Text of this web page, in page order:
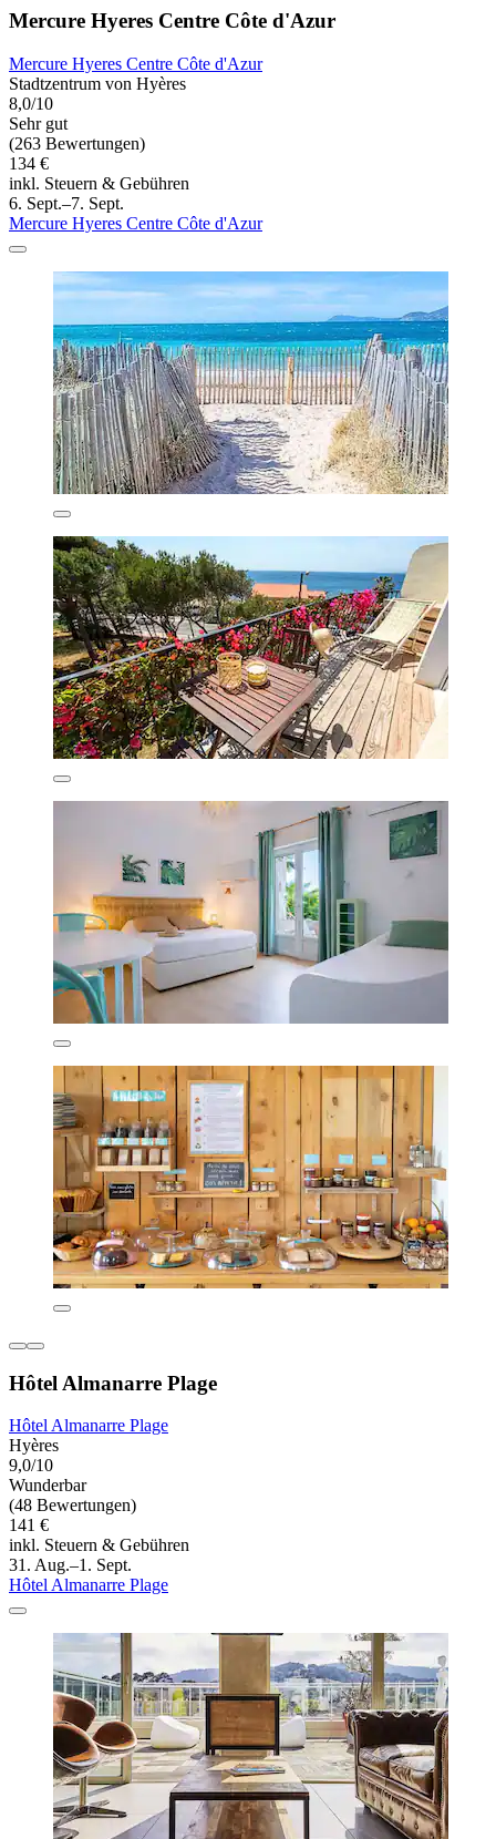
Mercure Hyeres Centre Côte d'Azur
Mercure Hyeres Centre Côte d'Azur
Stadtzentrum von Hyères
8,0/10
Sehr gut
(263 Bewertungen)
134 €
inkl. Steuern & Gebühren
6. Sept.–7. Sept.
Mercure Hyeres Centre Côte d'Azur
Hôtel Almanarre Plage
Hôtel Almanarre Plage
Hyères
9,0/10
Wunderbar
(48 Bewertungen)
141 €
inkl. Steuern & Gebühren
31. Aug.–1. Sept.
Hôtel Almanarre Plage